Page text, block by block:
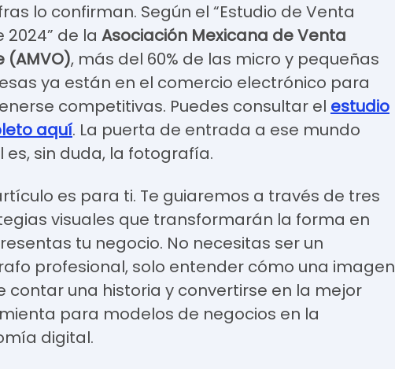
lo confirman. Según el “Estudio de Venta
2024” de la Asociación Mexicana de Venta
(AMVO), más del 60% de las micro y pequeñas
ya están en el comercio electrónico para
competitivas. Puedes consultar el estudio
aquí. La puerta de entrada a ese mundo
es, sin duda, la fotografía.
es para ti. Te guiaremos a través de tres
visuales que transformarán la forma en
tu negocio. No necesitas ser un
profesional, solo entender cómo una imagen
contar una historia y convertirse en la mejor
para modelos de negocios en la
digital.